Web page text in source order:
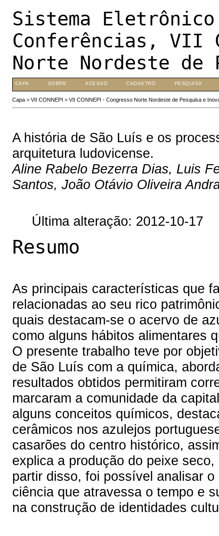
Sistema
Conferências, VII
Norte Nordeste de
CAPA SOBRE ACESSO CADASTRO PESQUISA
Capa> VII CONNEPI > VII CONNEPI - Congresso Norte Nordeste de Pesquisa e
A história de São Luís e os
arquitetura ludovicense.
Aline Rabelo Bezerra Dias, Luis
Santos, João Otávio Oliveira
Última alteração: 2012-10-17
Resumo
As principais características que
relacionadas ao seu rico
quais destacam-se o acervo de
como alguns hábitos alimentares
O presente trabalho teve por
de São Luís com a química,
resultados obtidos permitiram
marcaram a comunidade da
alguns conceitos químicos,
cerâmicos nos azulejos
casarões do centro histórico,
explica a produção do peixe
partir disso, foi possível analisar
ciência que atravessa o tempo e
na construção de identidades